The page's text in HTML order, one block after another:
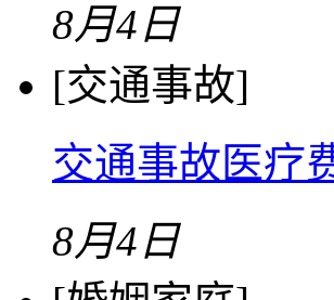
8月4日
[交通事故]
交通事故医疗
8月4日